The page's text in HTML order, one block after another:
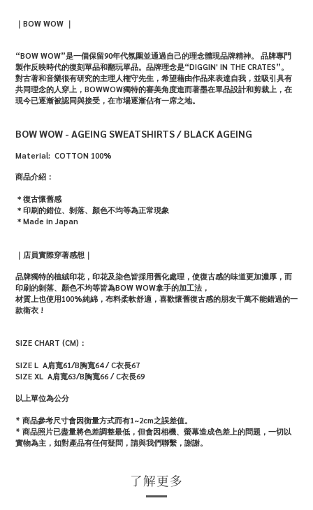
｜ BOW WOW ｜
“BOW WOW”是一個保留90年代氛圍並通過自己的理念體現品牌精神。 品牌專門
製作反映時代的復刻單品和翻玩單品。品牌理念是“DIGGIN' IN THE CRATES”。
對古著和音樂很有研究的主理人権守先生，希望藉由作品來表達自我，並吸引具有
共同理念的人穿上，BOWWOW獨特的審美角度進而著墨在單品設計和剪裁上， 在
現今已逐漸被認同與接受，在市場逐漸佔有一席之地。
BOW WOW - AGEING SWEATSHIRTS / BLACK AGEING
Material: COTTON 100%
商品介紹：
＊ 復古懷舊感
＊印刷的錯位、剝落、顏色不均等為正常現象
＊ Made in Japan
｜店員實際穿著感想｜
品牌獨特的植絨印花，印花及染色皆採用舊化處理 ，使復古感的味道更加濃厚，而
印刷的剝落、顏色不均等皆為BOW WOW拿手的加工法，
材質上也使用100%純綿，布料柔軟舒適，喜歡懷舊復古感的朋友千萬不能錯過的一
款衛衣 !
SIZE CHART (CM)：
SIZE L A肩寬61/B胸寬64 / C衣長67
SIZE XL A肩寬63/B胸寬66 / C衣長69
以上單位為公分
* 商品參考尺寸會因衡量方式而有1~2cm之誤差值。
* 商品照片已盡量將色差調整最低，但會因相機、螢幕造成色差上的問題，一切以
實物為主，如對產品有任何疑問，請與我們聯繫，謝謝。
了解更多